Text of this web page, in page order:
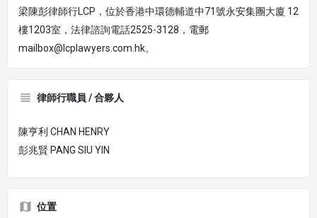
梁陳彭律師行LCP，位於香港中環德輔道中71號永安集團大廈 12
樓1203室，法律諮詢電話2525-3128，電郵
mailbox@lcplawyers.com.hk。
律師行職員 / 合夥人
陳亨利 CHAN HENRY
彭兆賢 PANG SIU YIN
位置